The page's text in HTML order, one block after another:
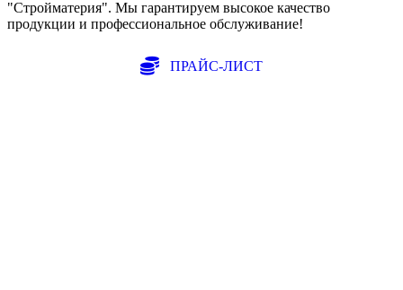
"Стройматерия". Мы гарантируем высокое качество
продукции и профессиональное обслуживание!
ПРАЙС-ЛИСТ